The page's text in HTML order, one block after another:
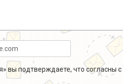
вы подтверждаете, что согласны с